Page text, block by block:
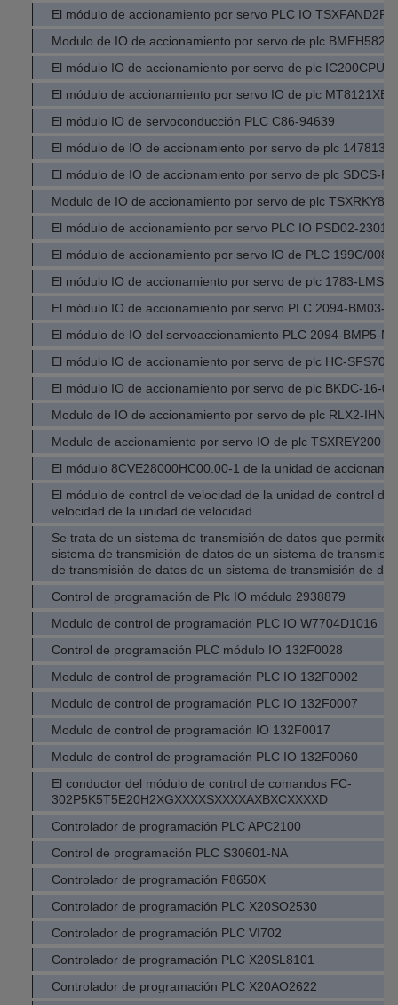
El módulo de accionamiento por servo PLC IO TSXFAND2P
Modulo de IO de accionamiento por servo de plc
El módulo IO de accionamiento por servo de plc
El módulo de accionamiento por servo IO de plc MT8121XE
El módulo IO de servoconducción PLC C86-94639
El módulo de IO de accionamiento por servo de plc
El módulo de IO de accionamiento por servo de plc SDCS-
Modulo de IO de accionamiento por servo de plc
El módulo de accionamiento por servo PLC IO PSD02-2301
El módulo de accionamiento por servo IO de PLC 199C/008
El módulo IO de accionamiento por servo de plc 1783-LMS8
El módulo IO de accionamiento por servo PLC 2094-BM03-M
El módulo de IO del servoaccionamiento PLC 2094-BMP5-M
El módulo IO de accionamiento por servo de plc HC-
El módulo IO de accionamiento por servo de plc BKDC-16-
Modulo de IO de accionamiento por servo de plc RLX2-
Modulo de accionamiento por servo IO de plc TSXREY200
El módulo 8CVE28000HC00.00-1 de la unidad de
El módulo de control de velocidad de la unidad de control de
velocidad de la unidad de velocidad
Se trata de un sistema de transmisión de datos que permite
sistema de transmisión de datos de un sistema de
de transmisión de datos de un sistema de transmisión de
Control de programación de Plc IO módulo 2938879
Modulo de control de programación PLC IO W7704D1016
Control de programación PLC módulo IO 132F0028
Modulo de control de programación PLC IO 132F0002
Modulo de control de programación PLC IO 132F0007
Modulo de control de programación IO 132F0017
Modulo de control de programación PLC IO 132F0060
El conductor del módulo de control de comandos FC-
302P5K5T5E20H2XGXXXXSXXXXAXBXCXXXXD
Controlador de programación PLC APC2100
Control de programación PLC S30601-NA
Controlador de programación F8650X
Controlador de programación PLC X20SO2530
Controlador de programación PLC VI702
Controlador de programación PLC X20SL8101
Controlador de programación PLC X20AO2622